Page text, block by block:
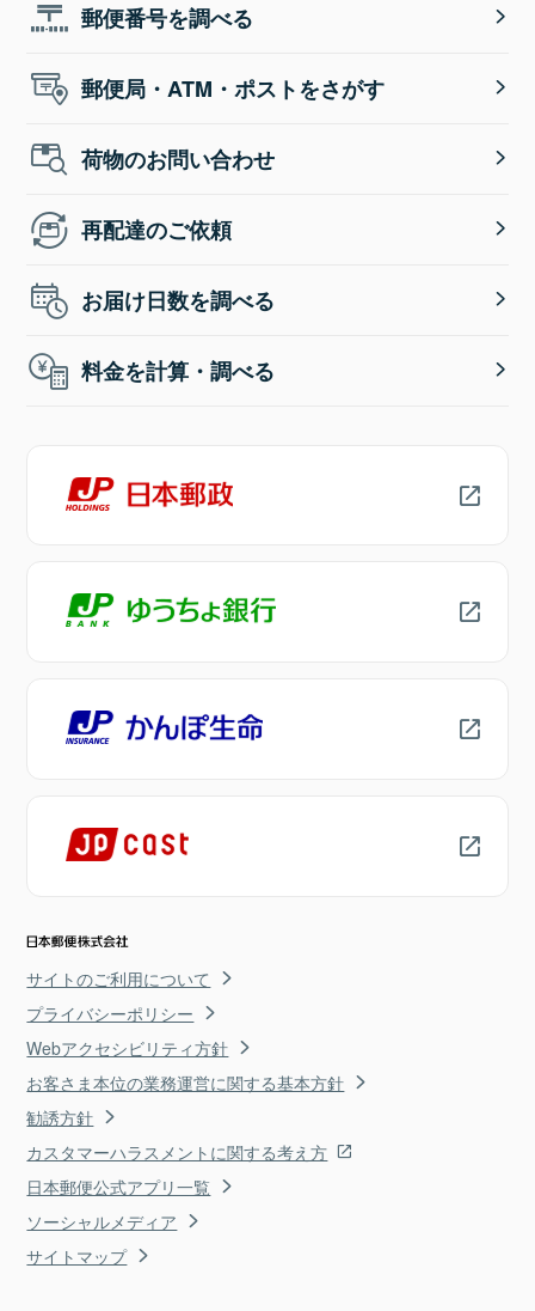
郵便番号を調べる
郵便局・ATM・ポストをさがす
荷物のお問い合わせ
再配達のご依頼
お届け日数を調べる
料金を計算・調べる
サイトのご利用について
プライバシーポリシー
Webアクセシビリティ方針
お客さま本位の業務運営に関する基本方針
勧誘方針
カスタマーハラスメントに関する考え方
日本郵便公式アプリ一覧
ソーシャルメディア
サイトマップ